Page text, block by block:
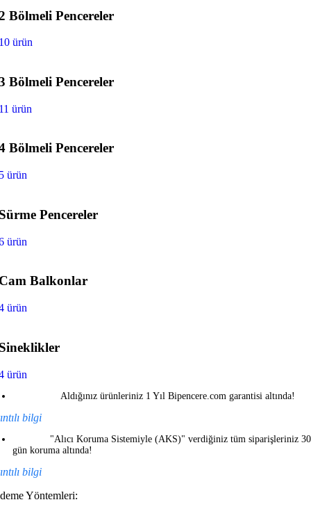
Bölmeli Pencereler
ürün
Bölmeli Pencereler
ürün
Bölmeli Pencereler
ürün
Pencereler
ürün
Balkonlar
ürün
ürün
Aldığınız ürünleriniz 1 Yıl Bipencere.com garantisi altında!
bilgi
"Alıcı Koruma Sistemiyle (AKS)" verdiğiniz tüm siparişleriniz 30
gün koruma altında!
bilgi
Yöntemleri: